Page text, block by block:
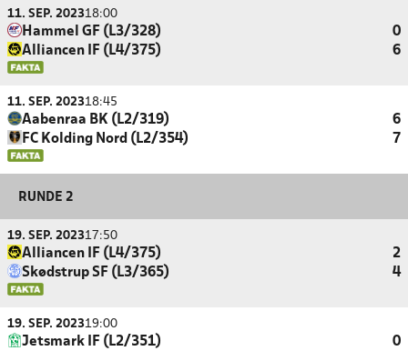
11. SEP. 202318:00
Hammel GF (L3/328)
0
Alliancen IF (L4/375)
6
11. SEP. 202318:45
Aabenraa BK (L2/319)
6
FC Kolding Nord (L2/354)
7
RUNDE 2
19. SEP. 202317:50
Alliancen IF (L4/375)
2
Skødstrup SF (L3/365)
4
19. SEP. 202319:00
Jetsmark IF (L2/351)
0